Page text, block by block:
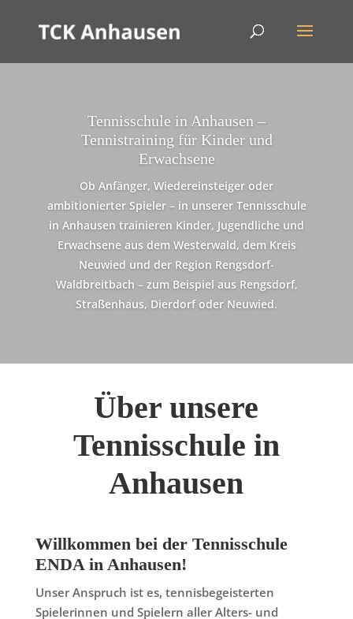
Tennisschule in Anhausen –
Tennistraining für Kinder und
Erwachsene
Ob Anfänger, Wiedereinsteiger oder
ambitionierter Spieler – in unserer Tennisschule
in Anhausen trainieren Kinder, Jugendliche und
Erwachsene aus dem Westerwald, dem Kreis
Neuwied und der Region Rengsdorf-
Waldbreitbach – zum Beispiel aus Rengsdorf,
Straßenhaus, Dierdorf oder Neuwied.
Über unsere
Tennisschule in
Anhausen
Willkommen bei der Tennisschule
ENDA in Anhausen!
Unser Anspruch ist es, tennisbegeisterten
Spielerinnen und Spielern aller Alters- und